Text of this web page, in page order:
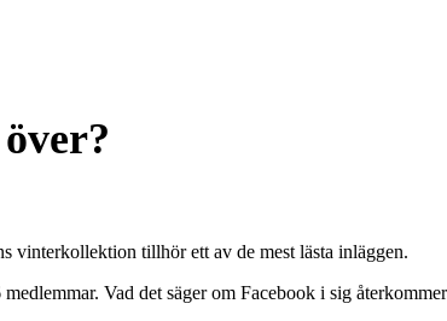
vinterkollektion tillhör ett av de mest lästa inläggen.
Vad det säger om Facebook i sig